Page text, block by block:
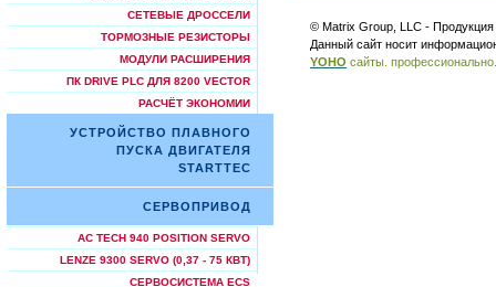
СЕТЕВЫЕ ДРОССЕЛИ
ТОРМОЗНЫЕ РЕЗИСТОРЫ
МОДУЛИ РАСШИРЕНИЯ
ПК DRIVE PLC ДЛЯ 8200 VECTOR
РАСЧЁТ ЭКОНОМИИ
УСТРОЙСТВО ПЛАВНОГО
ПУСКА ДВИГАТЕЛЯ
STARTTEC
СЕРВОПРИВОД
AC TECH 940 POSITION SERVO
LENZE 9300 SERVO (0,37 - 75 КВТ)
СЕРВОСИСТЕМА ECS
© Matrix Group, LLC -
Данный сайт носит
YOHO сайты. профессионально.